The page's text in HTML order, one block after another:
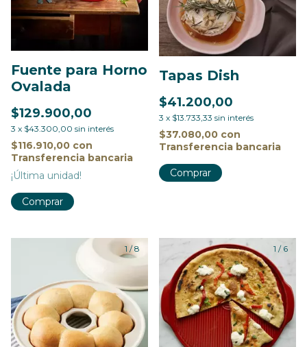
Fuente para Horno
Ovalada
$129.900,00
3 x $43.300,00 sin interés
$116.910,00 con
Transferencia bancaria
¡Última unidad!
Comprar
Tapas Dish
$41.200,00
3 x $13.733,33 sin interés
$37.080,00 con
Transferencia bancaria
Comprar
1 /8 1 / 6